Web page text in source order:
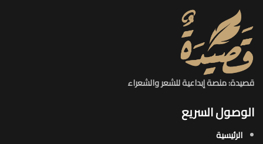
قصيدة: منصة إبداعية للشعر والشعراء
الوصول السريع
الرئيسية